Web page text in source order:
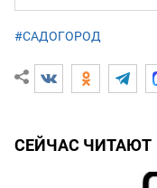
#САДОГОРОД
СЕЙЧАС ЧИТАЮТ